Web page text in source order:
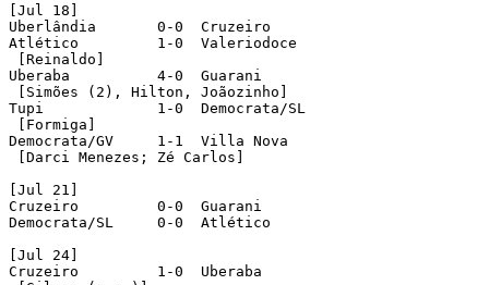
[Jul 18]
Uberlândia	 0-0  Cruzeiro
Atlético	 1-0  Valeriodoce
[Reinaldo]
Uberaba		 4-0  Guarani
[Simões (2), Hilton, Joãozinho]
Tupi		 1-0  Democrata/SL
[Formiga]
Democrata/GV	 1-1  Villa Nova
[Darci Menezes; Zé Carlos]
[Jul 21]
Cruzeiro	 0-0  Guarani
Democrata/SL	 0-0  Atlético
[Jul 24]
Cruzeiro	 1-0  Uberaba